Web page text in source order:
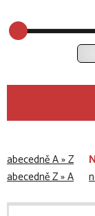
abecedně A » Z
abecedně Z » A